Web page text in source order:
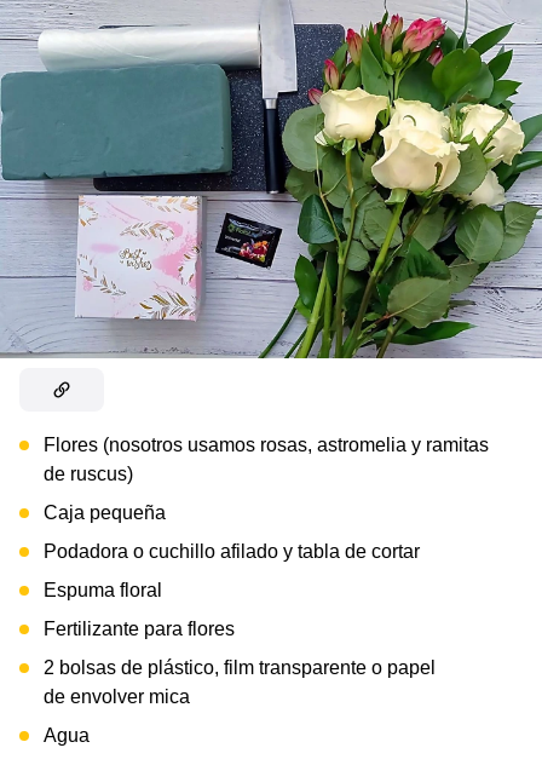
Flores (nosotros usamos rosas, astromelia y ramitas
de ruscus)
Caja pequeña
Podadora o cuchillo afilado y tabla de cortar
Espuma floral
Fertilizante para flores
2 bolsas de plástico, film transparente o papel
de envolver mica
Agua